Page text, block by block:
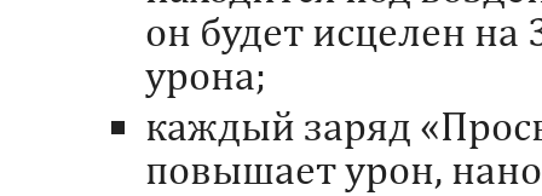
он будет исцелен на
урона;
каждый заряд
повышает урон,